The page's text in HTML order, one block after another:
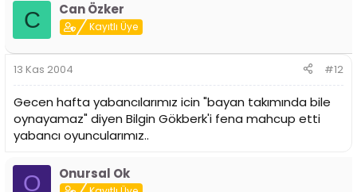
C Can Özker
Kayıtlı Üye
13 Kas 2004 #12
Gecen hafta yabancılarımız icin "bayan takımında bile
oynayamaz" diyen Bilgin Gökberk'i fena mahcup etti
yabancı oyuncularımız..
O Onursal Ok